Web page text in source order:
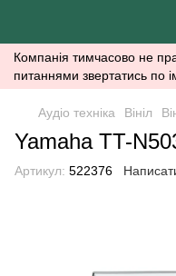
Компанія тимчасово не
питаннями звертатись по
Аудіо техніка Вініл
Yamaha TT-
Артикул: 522376